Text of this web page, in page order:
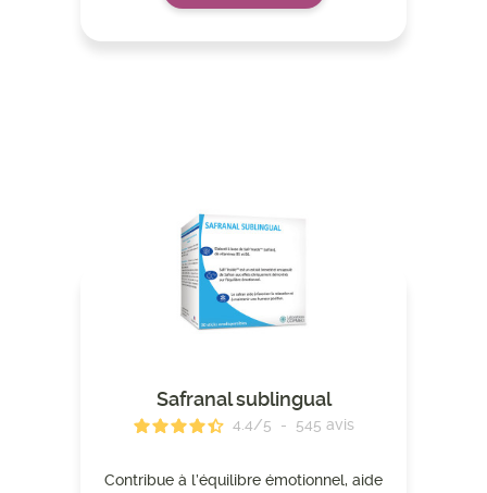
Safranal sublingual
4.4/5 - 545 avis
Contribue à l’équilibre émotionnel, aide